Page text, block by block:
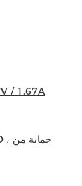
نوع كابل C الخروج: 5V / 3A ؛ 9V / 2.22A ؛ 12V / 1.67A